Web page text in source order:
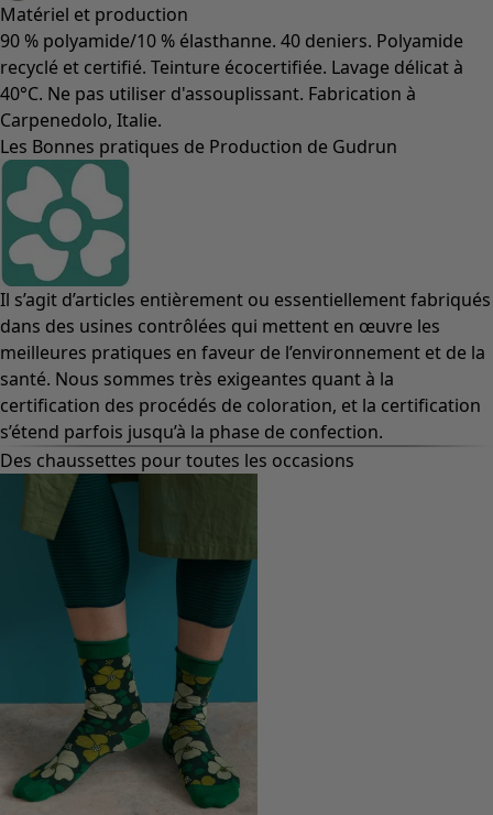
Matériel et production
90 % polyamide/10 % élasthanne. 40 deniers. Polyamide
recyclé et certifié. Teinture écocertifiée. Lavage délicat à
40°C. Ne pas utiliser d'assouplissant. Fabrication à
Carpenedolo, Italie.
Les Bonnes pratiques de Production de Gudrun
Il s’agit d’articles entièrement ou essentiellement fabriqués
dans des usines contrôlées qui mettent en œuvre les
meilleures pratiques en faveur de l’environnement et de la
santé. Nous sommes très exigeantes quant à la
certification des procédés de coloration, et la certification
s’étend parfois jusqu’à la phase de confection.
Des chaussettes pour toutes les occasions